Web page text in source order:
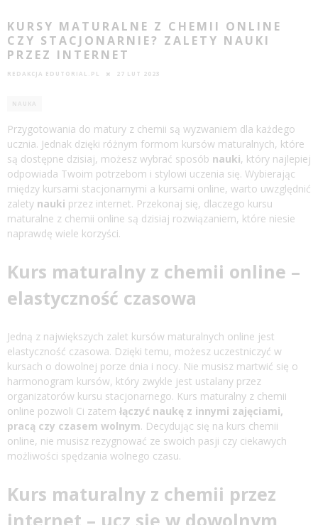
KURSY MATURALNE Z CHEMII ONLINE
CZY STACJONARNIE? ZALETY NAUKI
PRZEZ INTERNET
REDAKCJA EDUTORIAL.PL 27 LUT 2023
NAUKA
Przygotowania do matury z chemii są wyzwaniem dla każdego
ucznia. Jednak dzięki różnym formom kursów maturalnych, które
są dostępne dzisiaj, możesz wybrać sposób nauki, który najlepiej
odpowiada Twoim potrzebom i stylowi uczenia się. Wybierając
między kursami stacjonarnymi a kursami online, warto uwzględnić
zalety nauki przez internet. Przekonaj się, dlaczego kursu
maturalne z chemii online są dzisiaj rozwiązaniem, które niesie
naprawdę wiele korzyści.
Kurs maturalny z chemii online –
elastyczność czasowa
Jedną z największych zalet kursów maturalnych online jest
elastyczność czasowa. Dzięki temu, możesz uczestniczyć w
kursach o dowolnej porze dnia i nocy. Nie musisz martwić się o
harmonogram kursów, który zwykle jest ustalany przez
organizatorów kursu stacjonarnego. Kurs maturalny z chemii
online pozwoli Ci zatem łączyć naukę z innymi zajęciami,
pracą czy czasem wolnym. Decydując się na kurs chemii
online, nie musisz rezygnować ze swoich pasji czy ciekawych
możliwości spędzania wolnego czasu.
Kurs maturalny z chemii przez
internet – ucz się w dowolnym